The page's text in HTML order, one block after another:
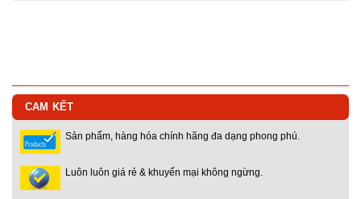
CAM KẾT
Sản phẩm, hàng hóa chính hãng đa dạng phong phú.
Luôn luôn giá rẻ & khuyến mại không ngừng.